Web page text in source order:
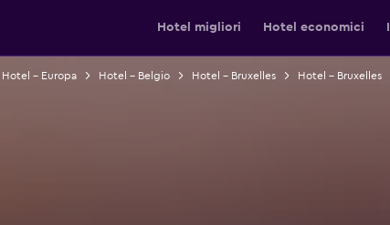
Hotel migliori Hotel economici
Hotel - Europa Hotel - Belgio Hotel - Bruxelles Hotel - Bruxelles